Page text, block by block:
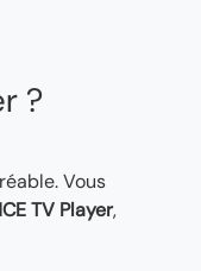
?
Vous
TV Player,